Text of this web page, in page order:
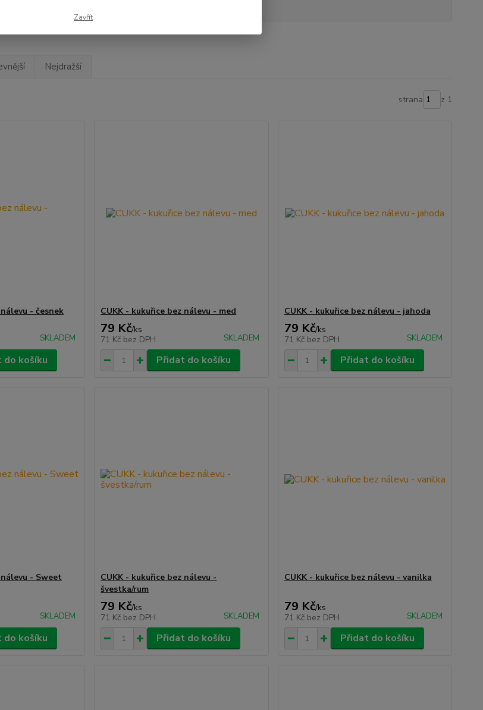
Nejdražší
strana z 1
- česnek
SKLADEM
do košíku
CUKK - kukuřice bez nálevu - med
79 Kč/ks
71 Kč bez DPH SKLADEM
Přidat do košíku
CUKK - kukuřice bez nálevu - jahoda
79 Kč/ks
71 Kč bez DPH SKLADEM
Přidat do košíku
- Sweet
SKLADEM
do košíku
CUKK - kukuřice bez nálevu -
švestka/rum
79 Kč/ks
71 Kč bez DPH SKLADEM
Přidat do košíku
CUKK - kukuřice bez nálevu - vanilka
79 Kč/ks
71 Kč bez DPH SKLADEM
Přidat do košíku
Zavřít